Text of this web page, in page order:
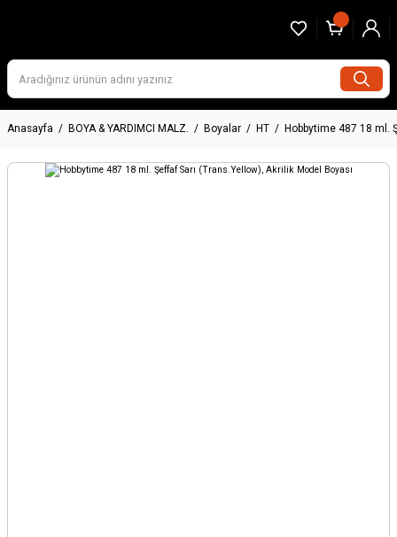
Anasayfa BOYA & YARDIMCI MALZ. Boyalar HT Hobbytime 487 18 ml.